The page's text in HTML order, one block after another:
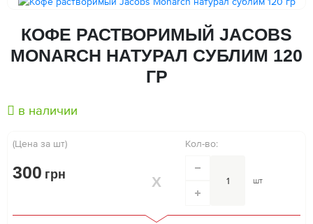
КОФЕ РАСТВОРИМЫЙ JACOBS
MONARCH НАТУРАЛ СУБЛИМ 120
ГР
в наличии
(Цена за шт)
300 грн
Кол-во:
шт